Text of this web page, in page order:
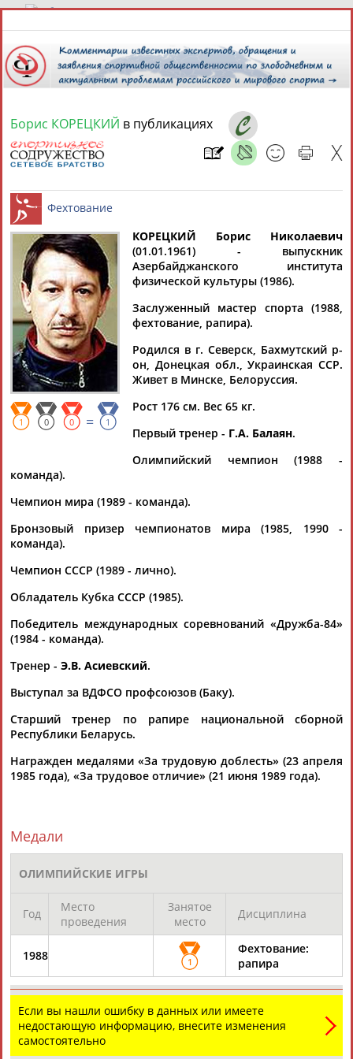
7 августа 2026 года,07:23
Найдено: 13181 Расширенный поиск
Аслаудин
АБАЕВ
Елена
АБАИМОВА
Мария
АБАКУМОВА
Юлия
АБАЛАКИНА
Дмитрий
АБАРЕНОВ
Тамилла
АБАСОВА
Рамазан
АБАЧАРАЕВ
Ростом
АБАШИДЗЕ
БУЛАТОВА
АББЯСОВА
АБДИКАРИМОВААБДРАХМАНОВ
АБДРАХМАНОВАБДРАХМАНОВААБДУВАЛИЕВ
АБДУЛАЕВ
Рамазан
АБДУЛАЕВ
АБДУЛАЕВ
АБДУЛАЗИЗОВАБДУЛБЕКОВ
Камалудин
АБДУЛДАУДОВ
Абдула
АБДУЛЖАЛИЛОВ
Магомед
АБДУЛКАГИРОВ
Назир
АБДУЛЛАЕВ
24 персон из 13181
ЕЩЁ ПЕРСОНЫ
Борис КОРЕЦКИЙ в публикациях
Фехтование
1 0 0 = 1
КОРЕЦКИЙ Борис Николаевич
(01.01.1961) - выпускник
Азербайджанского института
физической культуры (1986).
Заслуженный мастер спорта (1988,
фехтование, рапира).
Родился в г. Северск, Бахмутский р-
он, Донецкая обл., Украинская ССР.
Живет в Минске, Белоруссия.
Рост 176 см. Вес 65 кг.
Первый тренер - Г.А. Балаян.
Олимпийский чемпион (1988 -
команда).
Чемпион мира (1989 - команда).
Бронзовый призер чемпионатов мира (1985, 1990 -
команда).
Чемпион СССР (1989 - лично).
Обладатель Кубка СССР (1985).
Победитель международных соревнований «Дружба-84»
(1984 - команда).
Тренер - Э.В. Асиевский.
Выступал за ВДФСО профсоюзов (Баку).
Старший тренер по рапире национальной сборной
Республики Беларусь.
Награжден медалями «За трудовую доблесть» (23 апреля
1985 года), «За трудовое отличие» (21 июня 1989 года).
Медали
ОЛИМПИЙСКИЕ ИГРЫ
Год
Место
проведения
Занятое
место
Дисциплина
1988 1
Фехтование:
рапира
Если вы нашли ошибку в данных или имеете
недостающую информацию, внесите изменения
самостоятельно